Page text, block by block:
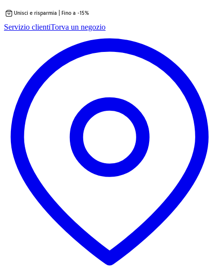
al
Unisci e risparmia | Fino a -15%
Servizio clientiTorva un negozio